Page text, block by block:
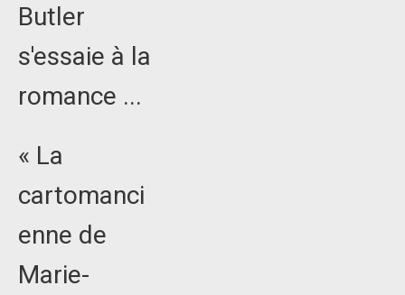
Butler
s'essaie à la
romance ...
« La
cartomanci
enne de
Marie-